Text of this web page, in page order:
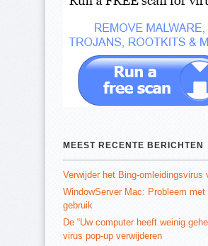
MEEST RECENTE BERICHTEN
Verwijder het Bing-omleidingsvirus
WindowServer Mac: Probleem met
gebruik
De “Uw computer heeft weinig
virus pop-up verwijderen